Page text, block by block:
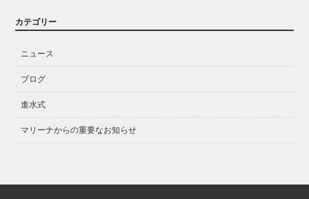
カテゴリー
ニュース
ブログ
進水式
マリーナからの重要なお知らせ